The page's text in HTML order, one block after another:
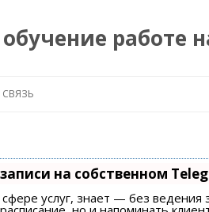
обучение работе
на собственном
услуг, знает — без ведения